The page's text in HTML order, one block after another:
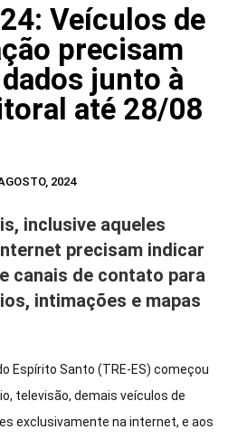
Veículos de
precisam
junto à
até 28/08
2024
inclusive aqueles
precisam indicar
canais de contato para
intimações e mapas
Espírito Santo (TRE-ES) começou
televisão, demais veículos de
exclusivamente na internet, e aos